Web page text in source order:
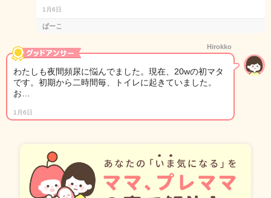
1月6日
ぱーこ
Hirokko
わたしも夜間頻尿に悩んでました。現在、20wの初マタ
です。初期から二時間毎、トイレに起きていました。
お…
1月6日